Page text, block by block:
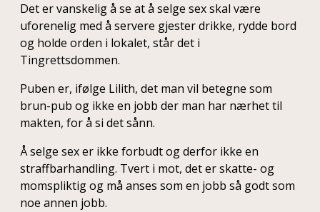
Det er vanskelig å se at å selge sex skal være
uforenelig med å servere gjester drikke, rydde bord
og holde orden i lokalet, står det i
Tingrettsdommen.
Puben er, ifølge Lilith, det man vil betegne som
brun-pub og ikke en jobb der man har nærhet til
makten, for å si det sånn.
Å selge sex er ikke forbudt og derfor ikke en
straffbarhandling. Tvert i mot, det er skatte- og
momspliktig og må anses som en jobb så godt som
noe annen jobb.